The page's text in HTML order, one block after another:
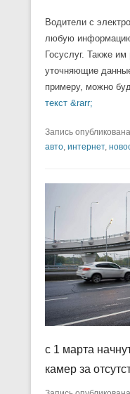
Водители с
любую
Госуслуг. Также
уточняющие
примеру, можно
текст &rarr;
Запись опубликована
авто интернет,
с 1 марта
камер за